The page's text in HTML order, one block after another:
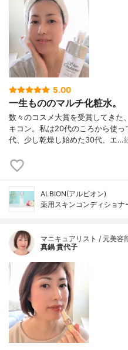
5.00
一生もののマルチ化粧水。
数々のコスメ大賞を受賞してきた
キコン。私は20代のころから使
代、少し乾燥し始めた30代、エ…
ALBION(アルビオン)
薬用スキンコンディショナ
マニキュアリスト / 元美容
真鍋 貴代子